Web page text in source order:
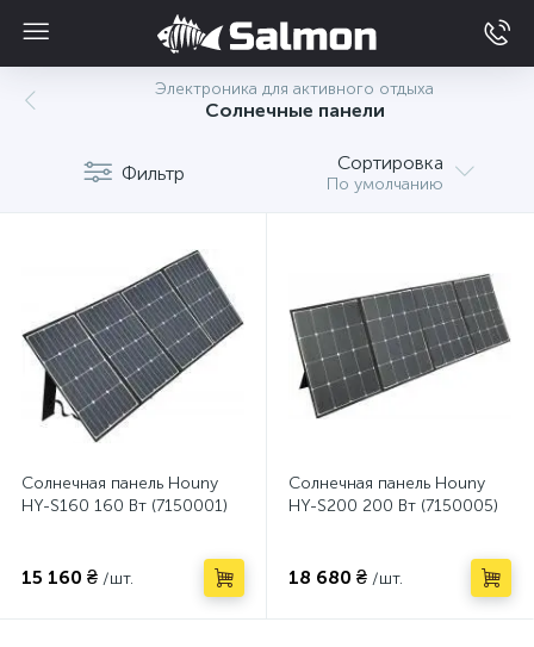
Электроника для активного отдыха
Солнечные панели
Фильтр Сортировка
По умолчанию
Солнечная панель Houny
HY-S160 160 Вт (7150001)
15 160 ₴ /шт.
Солнечная панель Houny
HY-S200 200 Вт (7150005)
18 680 ₴ /шт.